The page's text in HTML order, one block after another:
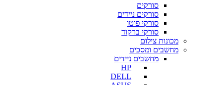
סורקים
סורקים ניידים
סורקי פוטו
סורקי ברקוד
מכונות צילום
מחשבים ומסכים
מחשבים ניידים
HP
DELL